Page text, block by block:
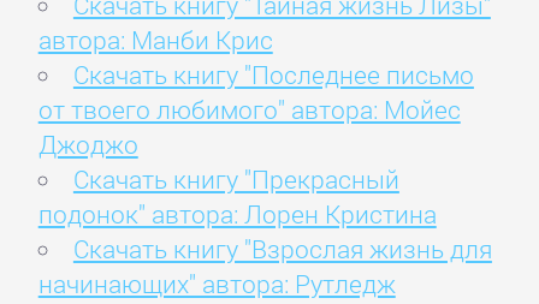
автора: Манби Крис
Скачать книгу "Последнее письмо
от твоего любимого" автора: Мойес
Джоджо
Скачать книгу "Прекрасный
подонок" автора: Лорен Кристина
Скачать книгу "Взрослая жизнь для
начинающих" автора: Рутледж